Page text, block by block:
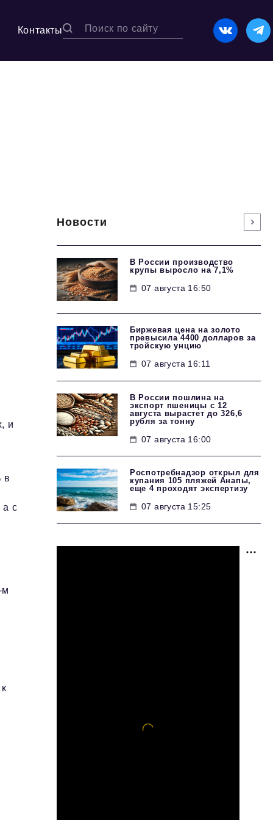
Контакты
и
в
а с
м
Новости
В России производство
крупы выросло на 7,1%
07 августа 16:50
Биржевая цена на золото
превысила 4400 долларов за
тройскую унцию
07 августа 16:11
В России пошлина на
экспорт пшеницы с 12
августа вырастет до 326,6
рубля за тонну
07 августа 16:00
Роспотребнадзор открыл для
купания 105 пляжей Анапы,
еще 4 проходят экспертизу
07 августа 15:25